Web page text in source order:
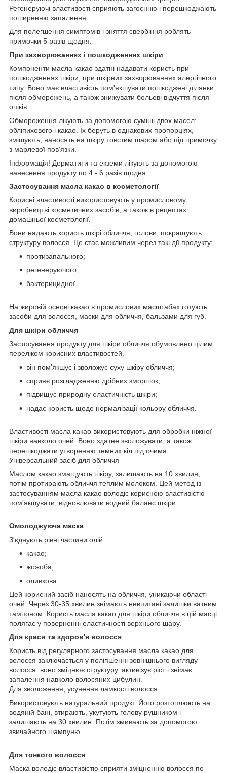
Регенеруючі властивості сприяють загоєнню і перешкоджають
поширенню запалення.
Для полегшення симптомів і зняття свербіння роблять
примочки 5 разів щодня.
При захворюваннях і пошкодженнях шкіри
Компоненти масла какао здатні надавати користь при
пошкодженнях шкіри, при шкірних захворюваннях алергічного
типу. Воно має властивість пом'якшувати пошкоджені ділянки
після обморожень, а також знижувати больові відчуття після
опіків.
Обмороження лікують за допомогою суміші двох масел:
обліпихового і какао. Їх беруть в однакових пропорціях,
змішують, наносять на шкіру товстим шаром або під примочку
з марлевої пов'язки.
Інформація! Дерматити та екземи лікують за допомогою
нанесення продукту по 4 - 6 разів щодня.
Застосування масла какао в косметології
Корисні властивості використовують у промисловому
виробництві косметичних засобів, а також в рецептах
домашньої косметології.
Вони надають користь шкірі обличчя, голови, покращують
структуру волосся. Це стає можливим через такі дії продукту:
протизапального;
регенеруючого;
бактерицидної.
На жировій основі какао в промислових масштабах готують
засоби для волосся, маски для обличчя, бальзами для губ.
Для шкіри обличчя
Застосування продукту для шкіри обличчя обумовлено цілим
переліком корисних властивостей.
він пом'якшує і зволожує суху шкіру обличчя;
сприяє розгладженню дрібних зморшок;
підвищує природну еластичність шкіри;
надає користь щодо нормалізації кольору обличчя.
Властивості масла какао використовують для обробки ніжної
шкіри навколо очей. Воно здатне зволожувати, а також
перешкоджати утворенню темних кіл під очима.
Універсальний засіб для обличчя
Маслом какао змащують шкіру, залишають на 10 хвилин,
потім протирають обличчя теплим молоком. Цей метод із
застосуванням масла какао володіє корисною властивістю
пом'якшувати, відновлювати водний баланс шкіри.
Омолоджуюча маска
З'єднують рівні частини олій:
какао;
жожоба;
оливкова.
Цей корисний засіб наносять на обличчя, уникаючи області
очей. Через 30-35 хвилин знімають невпитані залишки ватним
тампоном. Користь масла какао для шкіри обличчя в цій масці
полягає у поверненні еластичності верхнього шару.
Для краси та здоров'я волосся
Користь від регулярного застосування масла какао для
волосся заключається у поліпшенні зовнішнього вигляду
волосся: воно зміцнює структуру, активізує ріст і знімає
запалення навколо волосяних цибулин.
Для зволоження, усунення ламкості волосся
Використовують натуральний продукт. Його розтоплюють на
водяній бані, втирають, укутують голову рушником і
залишають на 30 хвилин. Потім змивають за допомогою
звичайного шампуню.
Для тонкого волосся
Маска володіє властивістю сприяти зміцненню волосся по